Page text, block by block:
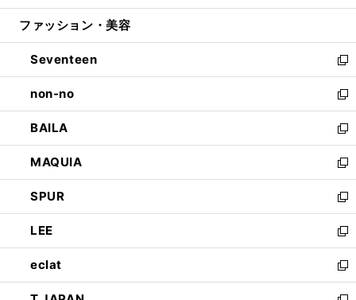
開
ウ
開
く
ン
ウ
で
開
く
ウ
ン
ド
ウ
で
開
く
ファッション・美容
Seventeen
新
し
い
ウ
ィ
ン
ド
ウ
で
開
く
non-no
新
し
い
ウ
ィ
ン
ド
ウ
で
開
く
BAILA
新
し
い
ウ
ィ
ン
ド
ウ
で
開
MAQUIA
新
し
い
ウ
ィ
ン
ド
ウ
SPUR
新
し
い
ウ
ィ
ン
LEE
新
し
い
ウ
eclat
新
し